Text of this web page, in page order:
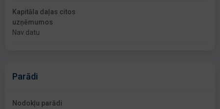
Kapitāla daļas citos
uzņēmumos
Nav datu
Parādi
Nodokļu parādi